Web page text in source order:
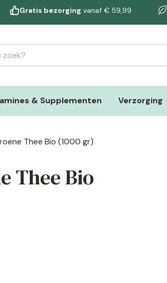
Gratis bezorging vanaf € 59,99
& Supplementen Verzorging
Thee Bio (1000 gr)
Thee Bio